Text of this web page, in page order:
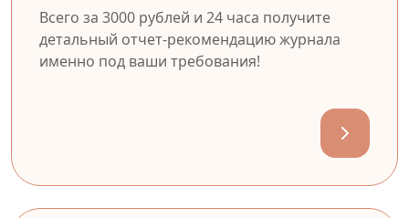
Всего за 3000 рублей и 24 часа получите
детальный отчет-рекомендацию журнала
именно под ваши требования!